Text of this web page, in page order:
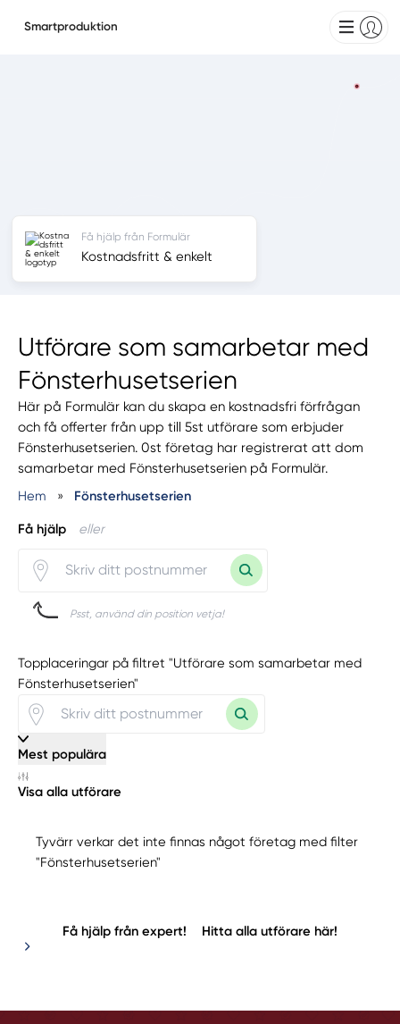
Smartproduktion
Utförare som samarbetar med
Fönsterhusetserien
Här på Formulär kan du skapa en kostnadsfri förfrågan
och få offerter från upp till 5st utförare som erbjuder
Fönsterhusetserien. 0st företag har registrerat att dom
samarbetar med Fönsterhusetserien på Formulär.
Hem
» Fönsterhusetserien
Få hjälp eller
Psst, använd din position vetja!
Få hjälp från Formulär
Kostnadsfritt & enkelt
Topplaceringar på filtret "Utförare som samarbetar med
Fönsterhusetserien"
Mest populära
Visa alla utförare
Tyvärr verkar det inte finnas något företag med filter
"Fönsterhusetserien"
Få hjälp från expert! Hitta alla utförare här!